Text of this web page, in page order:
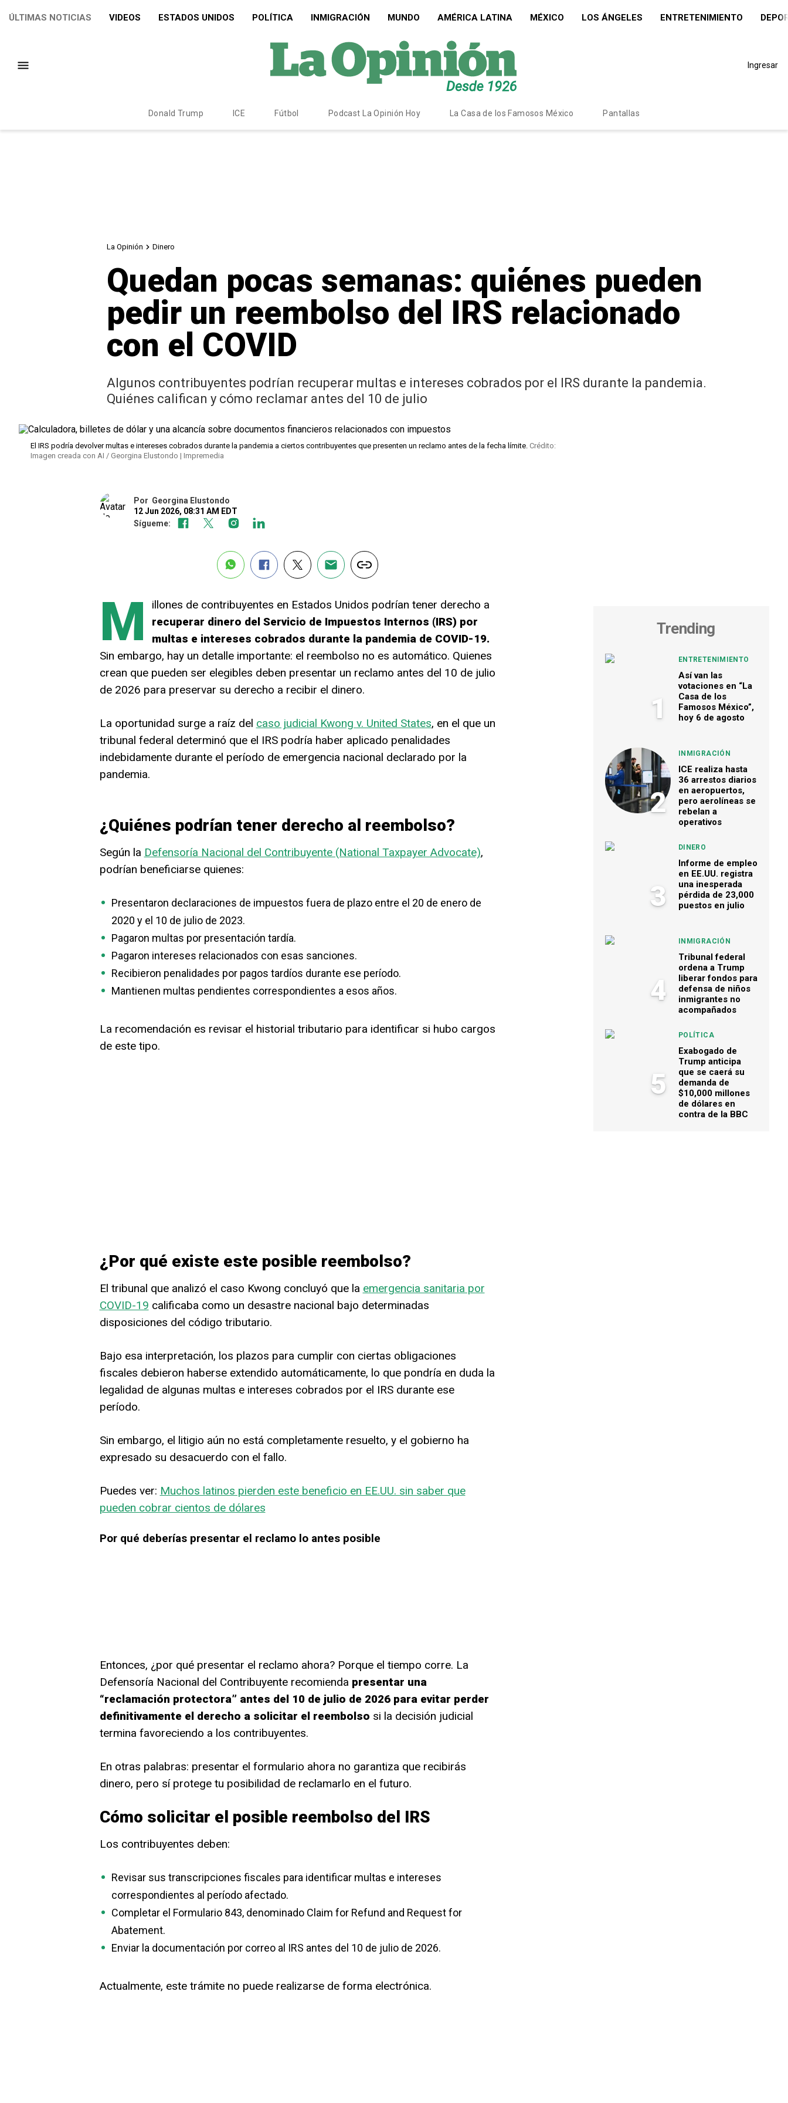
ÚLTIMAS NOTICIAS VIDEOS ESTADOS UNIDOS POLÍTICA INMIGRACIÓN MUNDO AMÉRICA LATINA MÉXICO LOS ÁNGELES ENTRETENIMIENTO
Ingresar
Donald Trump ICE Fútbol Podcast La Opinión Hoy La Casa de los Famosos México Pantallas
La Opinión Dinero
Quedan pocas semanas: quiénes pueden
pedir un reembolso del IRS relacionado
con el COVID
Algunos contribuyentes podrían recuperar multas e intereses cobrados por el IRS durante la pandemia.
Quiénes califican y cómo reclamar antes del 10 de julio
El IRS podría devolver multas e intereses cobrados durante la pandemia a ciertos contribuyentes que presenten un reclamo antes de la fecha límite. Crédito:
Imagen creada con AI / Georgina Elustondo | Impremedia
Por Georgina Elustondo
12 Jun 2026, 08:31 AM EDT
Sígueme:
M
illones de contribuyentes en Estados Unidos podrían tener derecho a
recuperar dinero del Servicio de Impuestos Internos (IRS) por
multas e intereses cobrados durante la pandemia de COVID-19.
Sin embargo, hay un detalle importante: el reembolso no es automático. Quienes
crean que pueden ser elegibles deben presentar un reclamo antes del 10 de julio
de 2026 para preservar su derecho a recibir el dinero.
La oportunidad surge a raíz del caso judicial Kwong v. United States, en el que un
tribunal federal determinó que el IRS podría haber aplicado penalidades
indebidamente durante el período de emergencia nacional declarado por la
pandemia.
¿Quiénes podrían tener derecho al reembolso?
Según la Defensoría Nacional del Contribuyente (National Taxpayer Advocate),
podrían beneficiarse quienes:
Presentaron declaraciones de impuestos fuera de plazo entre el 20 de enero de
2020 y el 10 de julio de 2023.
Pagaron multas por presentación tardía.
Pagaron intereses relacionados con esas sanciones.
Recibieron penalidades por pagos tardíos durante ese período.
Mantienen multas pendientes correspondientes a esos años.
La recomendación es revisar el historial tributario para identificar si hubo cargos
de este tipo.
¿Por qué existe este posible reembolso?
El tribunal que analizó el caso Kwong concluyó que la emergencia sanitaria por
COVID-19 calificaba como un desastre nacional bajo determinadas
disposiciones del código tributario.
Bajo esa interpretación, los plazos para cumplir con ciertas obligaciones
fiscales debieron haberse extendido automáticamente, lo que pondría en duda la
legalidad de algunas multas e intereses cobrados por el IRS durante ese
período.
Sin embargo, el litigio aún no está completamente resuelto, y el gobierno ha
expresado su desacuerdo con el fallo.
Puedes ver: Muchos latinos pierden este beneficio en EE.UU. sin saber que
pueden cobrar cientos de dólares
Por qué deberías presentar el reclamo lo antes posible
Entonces, ¿por qué presentar el reclamo ahora? Porque el tiempo corre. La
Defensoría Nacional del Contribuyente recomienda presentar una
“reclamación protectora” antes del 10 de julio de 2026 para evitar perder
definitivamente el derecho a solicitar el reembolso si la decisión judicial
termina favoreciendo a los contribuyentes.
En otras palabras: presentar el formulario ahora no garantiza que recibirás
dinero, pero sí protege tu posibilidad de reclamarlo en el futuro.
Cómo solicitar el posible reembolso del IRS
Los contribuyentes deben:
Revisar sus transcripciones fiscales para identificar multas e intereses
correspondientes al período afectado.
Completar el Formulario 843, denominado Claim for Refund and Request for
Abatement.
Enviar la documentación por correo al IRS antes del 10 de julio de 2026.
Actualmente, este trámite no puede realizarse de forma electrónica.
Trending
1
ENTRETENIMIENTO
Así van las
votaciones en “La
Casa de los
Famosos México”,
hoy 6 de agosto
2
INMIGRACIÓN
ICE realiza hasta
36 arrestos diarios
en aeropuertos,
pero aerolíneas se
rebelan a
operativos
3
DINERO
Informe de empleo
en EE.UU. registra
una inesperada
pérdida de 23,000
puestos en julio
4
INMIGRACIÓN
Tribunal federal
ordena a Trump
liberar fondos para
defensa de niños
inmigrantes no
acompañados
5
POLÍTICA
Exabogado de
Trump anticipa
que se caerá su
demanda de
$10,000 millones
de dólares en
contra de la BBC